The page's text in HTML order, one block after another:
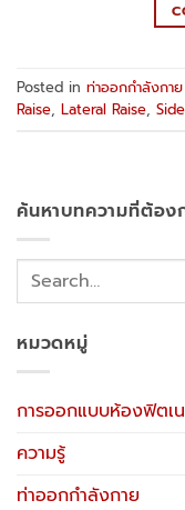
Posted in ท่าออกกำลังกาย
Raise, Lateral Raise,
ค้นหาบทความที่ต้อง
หมวดหมู่
การออกแบบห้องฟิตเ
ความรู้
ท่าออกกำลังกาย